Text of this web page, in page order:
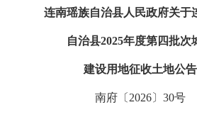
连南瑶族自治县人民政府关于
自治县2025年度第四批次
建设用地征收土地公告
南府〔 2026〕 30号